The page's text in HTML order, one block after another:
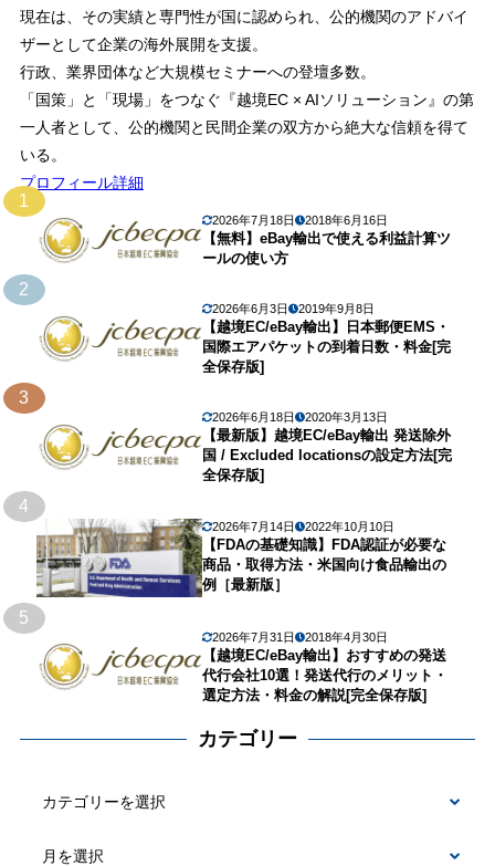
現在は、その実績と専門性が国に認められ、公的機関のアドバイ
ザーとして企業の海外展開を支援。
行政、業界団体など大規模セミナーへの登壇多数。
「国策」と「現場」をつなぐ『越境EC × AIソリューション』の第
一人者として、公的機関と民間企業の双方から絶大な信頼を得て
いる。
プロフィール詳細
1
2026年7月18日 2018年6月16日
【無料】eBay輸出で使える利益計算ツ
ールの使い方
2
2026年6月3日 2019年9月8日
【越境EC/eBay輸出】日本郵便EMS・
国際エアパケットの到着日数・料金[完
全保存版]
3
2026年6月18日 2020年3月13日
【最新版】越境EC/eBay輸出 発送除外
国 / Excluded locationsの設定方法[完
全保存版]
4
2026年7月14日 2022年10月10日
【FDAの基礎知識】FDA認証が必要な
商品・取得方法・米国向け食品輸出の
例［最新版］
5
2026年7月31日 2018年4月30日
【越境EC/eBay輸出】おすすめの発送
代行会社10選！発送代行のメリット・
選定方法・料金の解説[完全保存版]
カテゴリー